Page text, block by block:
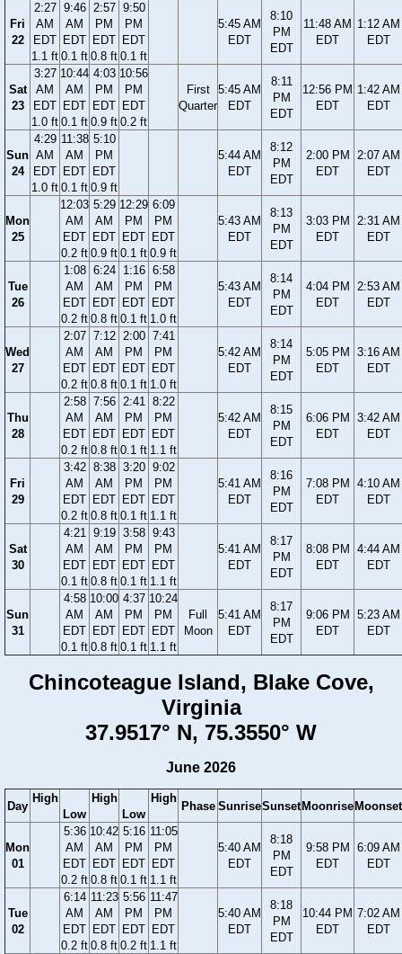
Fri
22
2:27
AM
EDT
1.1 ft
9:46
AM
EDT
0.1 ft
2:57
PM
EDT
0.8 ft
9:50
PM
EDT
0.1 ft
5:45 AM
EDT
8:10
PM
EDT
11:48 AM
EDT
1:12 AM
EDT
Sat
23
3:27
AM
EDT
1.0 ft
10:44
AM
EDT
0.1 ft
4:03
PM
EDT
0.9 ft
10:56
PM
EDT
0.2 ft
First
Quarter
5:45 AM
EDT
8:11
PM
EDT
12:56 PM
EDT
1:42 AM
EDT
Sun
24
4:29
AM
EDT
1.0 ft
11:38
AM
EDT
0.1 ft
5:10
PM
EDT
0.9 ft
5:44 AM
EDT
8:12
PM
EDT
2:00 PM
EDT
2:07 AM
EDT
Mon
25
12:03
AM
EDT
0.2 ft
5:29
AM
EDT
0.9 ft
12:29
PM
EDT
0.1 ft
6:09
PM
EDT
0.9 ft
5:43 AM
EDT
8:13
PM
EDT
3:03 PM
EDT
2:31 AM
EDT
Tue
26
1:08
AM
EDT
0.2 ft
6:24
AM
EDT
0.8 ft
1:16
PM
EDT
0.1 ft
6:58
PM
EDT
1.0 ft
5:43 AM
EDT
8:14
PM
EDT
4:04 PM
EDT
2:53 AM
EDT
Wed
27
2:07
AM
EDT
0.2 ft
7:12
AM
EDT
0.8 ft
2:00
PM
EDT
0.1 ft
7:41
PM
EDT
1.0 ft
5:42 AM
EDT
8:14
PM
EDT
5:05 PM
EDT
3:16 AM
EDT
Thu
28
2:58
AM
EDT
0.2 ft
7:56
AM
EDT
0.8 ft
2:41
PM
EDT
0.1 ft
8:22
PM
EDT
1.1 ft
5:42 AM
EDT
8:15
PM
EDT
6:06 PM
EDT
3:42 AM
EDT
Fri
29
3:42
AM
EDT
0.2 ft
8:38
AM
EDT
0.8 ft
3:20
PM
EDT
0.1 ft
9:02
PM
EDT
1.1 ft
5:41 AM
EDT
8:16
PM
EDT
7:08 PM
EDT
4:10 AM
EDT
Sat
30
4:21
AM
EDT
0.1 ft
9:19
AM
EDT
0.8 ft
3:58
PM
EDT
0.1 ft
9:43
PM
EDT
1.1 ft
5:41 AM
EDT
8:17
PM
EDT
8:08 PM
EDT
4:44 AM
EDT
Sun
31
4:58
AM
EDT
0.1 ft
10:00
AM
EDT
0.8 ft
4:37
PM
EDT
0.1 ft
10:24
PM
EDT
1.1 ft
Full
Moon
5:41 AM
EDT
8:17
PM
EDT
9:06 PM
EDT
5:23 AM
EDT
Chincoteague Island, Blake Cove,
Virginia
37.9517° N, 75.3550° W
June 2026
Day
High
Low
High
Low
High
Phase SunriseSunsetMoonriseMoonset
Mon
01
5:36
AM
EDT
0.2 ft
10:42
AM
EDT
0.8 ft
5:16
PM
EDT
0.1 ft
11:05
PM
EDT
1.1 ft
5:40 AM
EDT
8:18
PM
EDT
9:58 PM
EDT
6:09 AM
EDT
Tue
02
6:14
AM
EDT
0.2 ft
11:23
AM
EDT
0.8 ft
5:56
PM
EDT
0.2 ft
11:47
PM
EDT
1.1 ft
5:40 AM
EDT
8:18
PM
EDT
10:44 PM
EDT
7:02 AM
EDT